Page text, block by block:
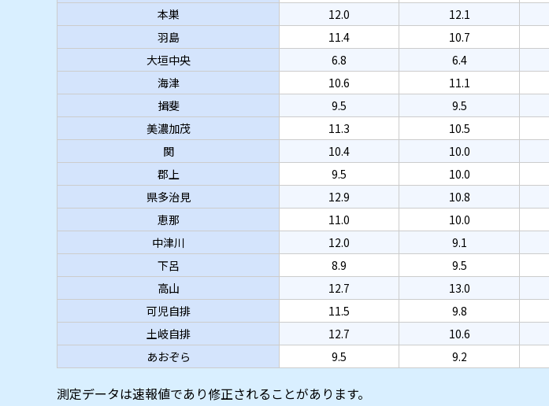
本巣
12.0 12.1
羽島
11.4 10.7
大垣中央
6.8 6.4
海津
10.6 11.1
揖斐
9.5 9.5
美濃加茂
11.3 10.5
関
10.4 10.0
郡上
9.5 10.0
県多治見
12.9 10.8
恵那
11.0 10.0
中津川
12.0 9.1
下呂
8.9 9.5
高山
12.7 13.0
可児自排
11.5 9.8
土岐自排
12.7 10.6
あおぞら
9.5 9.2
測定データは速報値であり修正されることがあります。